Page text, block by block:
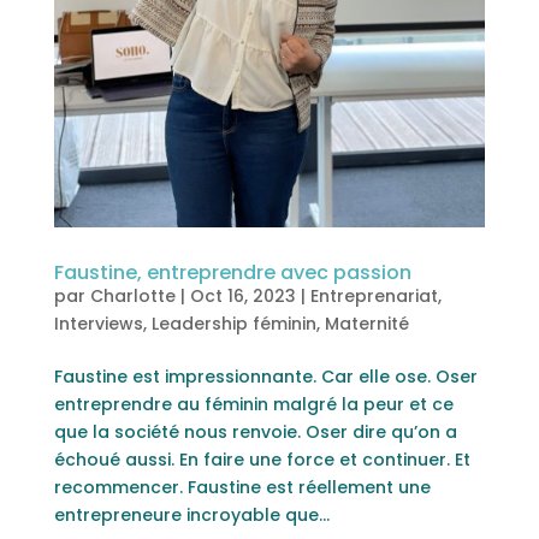
Faustine, entreprendre avec passion
par Charlotte| Oct 16, 2023 | Entreprenariat,
Interviews, Leadership féminin, Maternité
Faustine est impressionnante. Car elle ose. Oser
entreprendre au féminin malgré la peur et ce
que la société nous renvoie. Oser dire qu’on a
échoué aussi. En faire une force et continuer. Et
recommencer. Faustine est réellement une
entrepreneure incroyable que...